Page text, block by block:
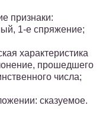
признаки:
1-е спряжение;
характеристика
прошедшего
числа;
сказуемое.